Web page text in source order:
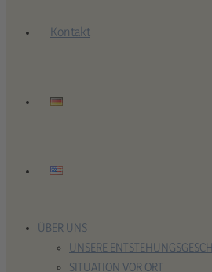
Kontakt
ÜBER UNS
UNSERE
SITUATION VOR ORT